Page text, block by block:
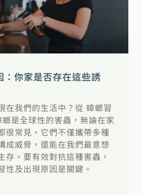
：你家是否存在這些誘
在我們的生活中？從 蟑螂習
是全球性的害蟲，無論在家
很常見。它們不僅攜帶多種
成威脅，還能在我們最意想
存。要有效對抗這種害蟲，
性及出現原因是關鍵。